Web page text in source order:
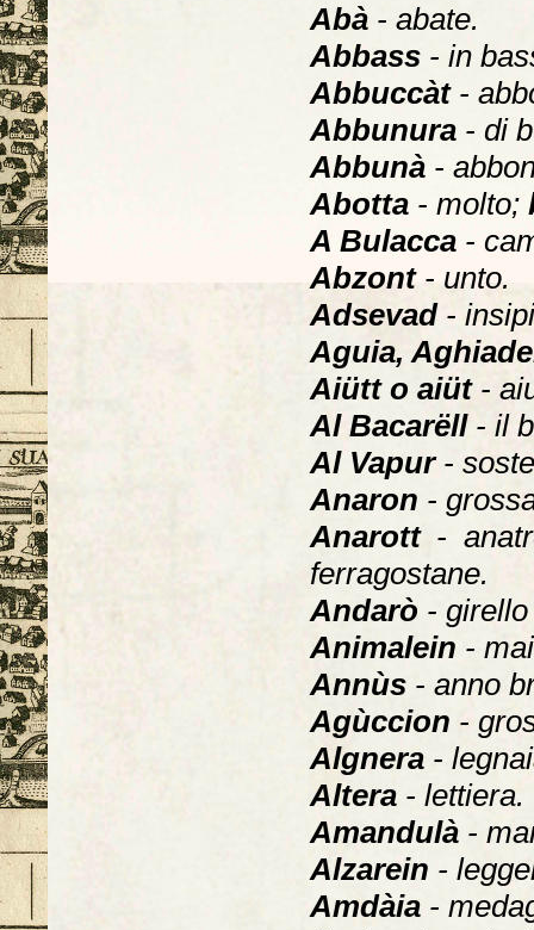
Abà - abate.
Abbass - in
Abbuccàt -
Abbunura - di
Abbunà -
Abotta - molto;
A Bulacca -
Abzont - unto.
Adsevad-
Aguia,
Aiütt o aiüt -
Al Bacarëll - il
Al Vapur -
Anaron -
Anarott -
ferragostane.
Andarò -
Animalein -
Annùs - anno
Agùccion -
Algnera -
Altera - lettiera.
Amandulà -
Alzarein -
Amdàia -